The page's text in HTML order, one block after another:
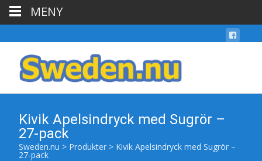
Kivik Apelsindryck med Sugrör –
27-pack
Sweden.nu > Produkter > Kivik Apelsindryck med Sugrör –
27-pack
MENY